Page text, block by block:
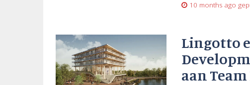
10 months ago
Lingotto
aan